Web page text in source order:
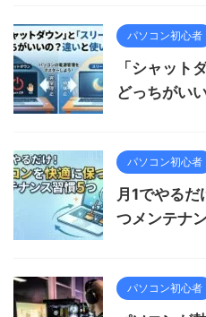
パソコン初心者
「シャット
どっちがい
パソコン初心者
月1でやる
つメンテナ
パソコン初心者